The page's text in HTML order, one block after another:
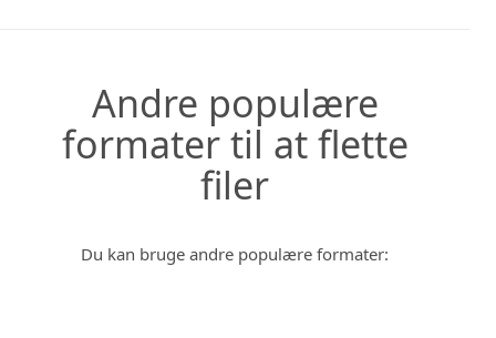
Andre populære
formater til at flette
filer
Du kan bruge andre populære formater: